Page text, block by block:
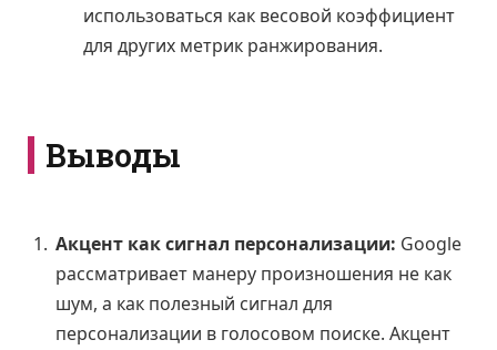
использоваться как весовой коэффициент
для других метрик ранжирования.
Выводы
Акцент как сигнал персонализации: Google
рассматривает манеру произношения не как
шум, а как полезный сигнал для
персонализации в голосовом поиске. Акцент